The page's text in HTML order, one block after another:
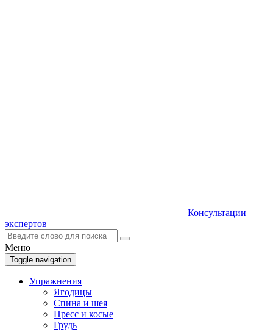
Консультации
экспертов
Меню
Toggle navigation
Упражнения
Ягодицы
Спина и шея
Пресс и косые
Грудь